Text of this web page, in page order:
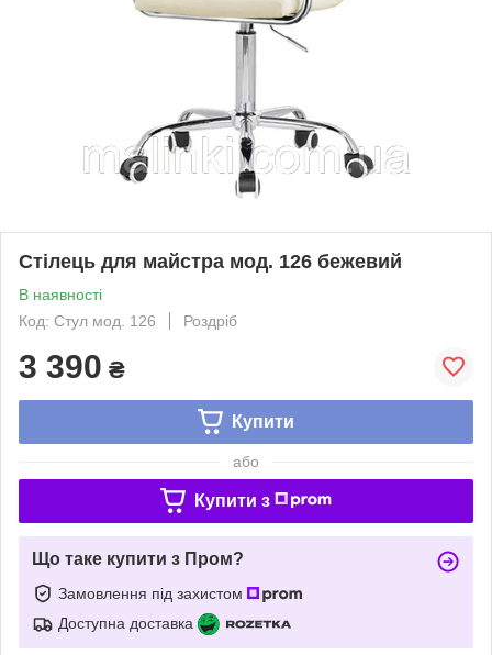
Стілець для майстра мод. 126 бежевий
В наявності
Код: Стул мод. 126
Роздріб
3 390 ₴
Купити
або
Купити з
Що таке купити з Пром?
Замовлення під захистом
Доступна доставка